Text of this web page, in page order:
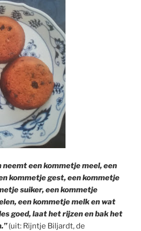
neemt een kommetje meel, een
kommetje gest, een kommetje
suiker, een kommetje
een kommetje melk en wat
goed, laat het rijzen en bak het
(uit: Rijntje Biljardt, de